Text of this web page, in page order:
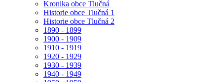
Kronika obce Tlučná
Historie obce Tlučná 1
Historie obce Tlučná 2
1890 - 1899
1900 - 1909
1910 - 1919
1920 - 1929
1930 - 1939
1940 - 1949